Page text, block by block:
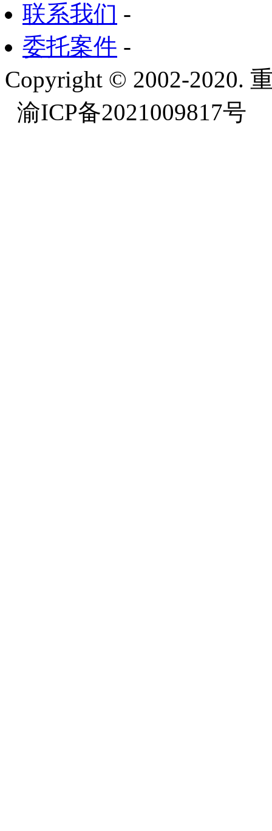
联系我们 -
委托案件 -
Copyright © 2002-2020.
渝ICP备2021009817号